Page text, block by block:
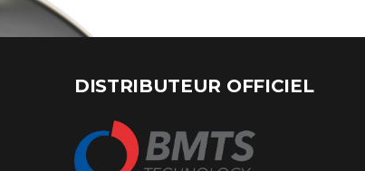
DISTRIBUTEUR OFFICIEL